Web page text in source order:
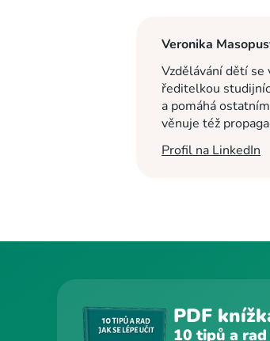
Veronika
Vzdělávání dětí
ředitelkou
a pomáhá
věnuje též
Profil na LinkedIn
PDF
10 tipů a